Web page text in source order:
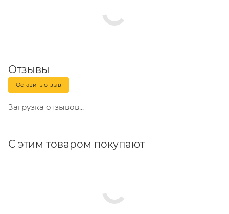
горячеоцинкованное у пластин и
электрооцинкованное у резьбовой шпильки.
может называться — винтовая опора, строительный
домкрат, компенсатор усадки, регулировочный
винт.
Отзывы
Оставить отзыв
Загрузка отзывов...
С этим товаром покупают